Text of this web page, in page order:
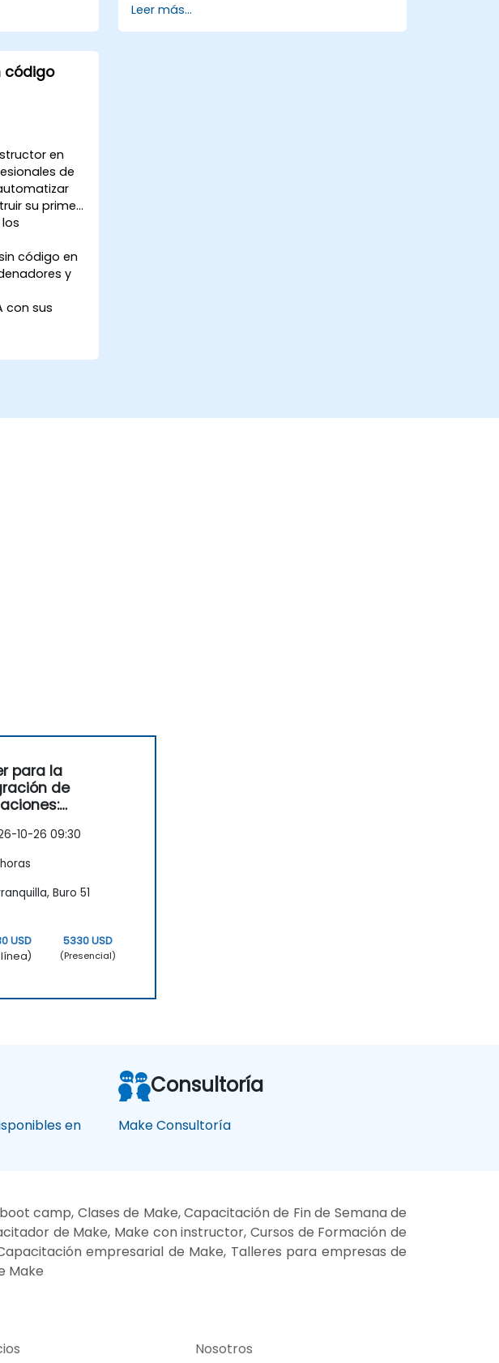
redes
de trabajo
el
para
de
manejo de errores.
Integrar múltiples aplicaciones para
Leer más...
código
en
de
su primer
código en
y
con sus
de
manejo de
para la
de
de Trabajo
10-26 09:30
Buro 51
USD
línea)
5330 USD
(Presencial)
en
Consultoría
Make Consultoría
camp, Clases de Make, Capacitación de Fin de Semana de
de Make, Make con instructor, Cursos de Formación de
empresarial de Make, Talleres para empresas de
Make
Nosotros